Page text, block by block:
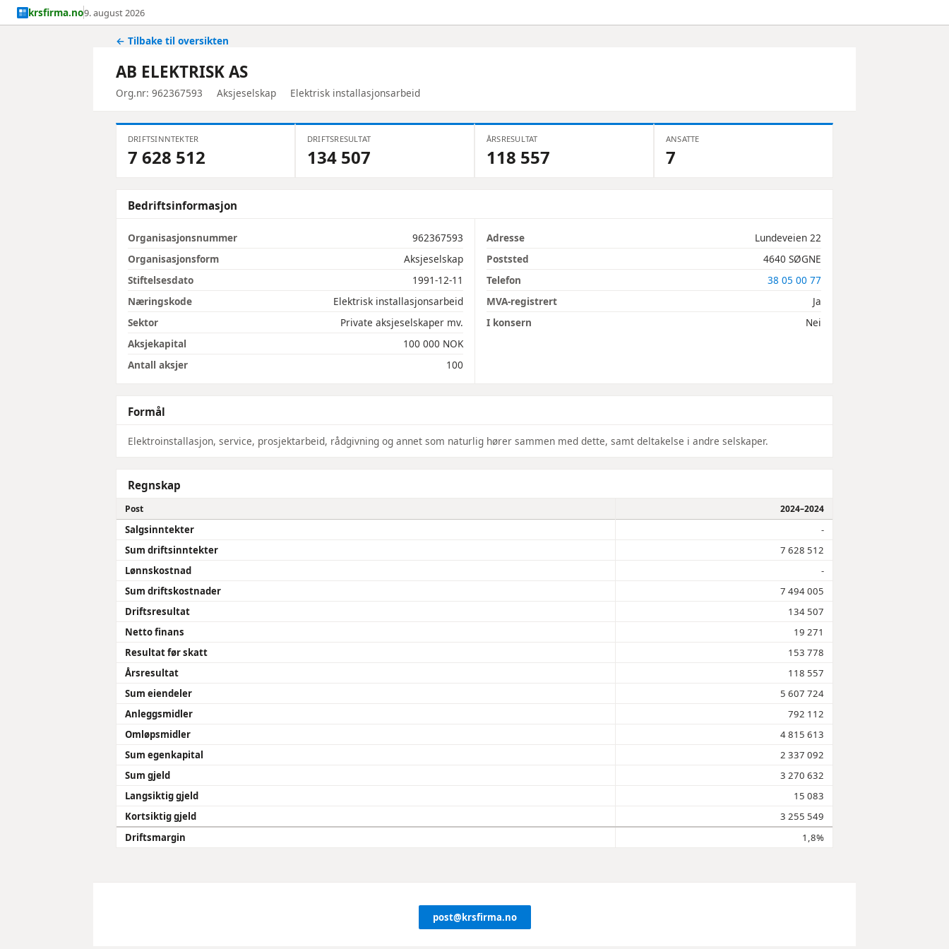
krsfirma.no9. august 2026
← Tilbake til oversikten
AB ELEKTRISK AS
Org.nr: 962367593 Aksjeselskap Elektrisk installasjonsarbeid
DRIFTSINNTEKTER
7 628 512
DRIFTSRESULTAT
134 507
ÅRSRESULTAT
118 557
ANSATTE
7
Bedriftsinformasjon
Organisasjonsnummer
962367593
Organisasjonsform
Aksjeselskap
Stiftelsesdato
1991-12-11
Næringskode
Elektrisk installasjonsarbeid
Sektor
Private aksjeselskaper mv.
Aksjekapital
100 000 NOK
Antall aksjer
100
Adresse
Lundeveien 22
Poststed
4640 SØGNE
Telefon
38 05 00 77
MVA-registrert
Ja
I konsern
Nei
Formål
Elektroinstallasjon, service, prosjektarbeid, rådgivning og annet som naturlig hører sammen med dette, samt deltakelse i andre selskaper.
Regnskap
Post 2024–2024
Salgsinntekter
-
Sum driftsinntekter
7 628 512
Lønnskostnad
-
Sum driftskostnader
7 494 005
Driftsresultat
134 507
Netto finans
19 271
Resultat før skatt
153 778
Årsresultat
118 557
Sum eiendeler
5 607 724
Anleggsmidler
792 112
Omløpsmidler
4 815 613
Sum egenkapital
2 337 092
Sum gjeld
3 270 632
Langsiktig gjeld
15 083
Kortsiktig gjeld
3 255 549
Driftsmargin
1,8%
post@krsfirma.no